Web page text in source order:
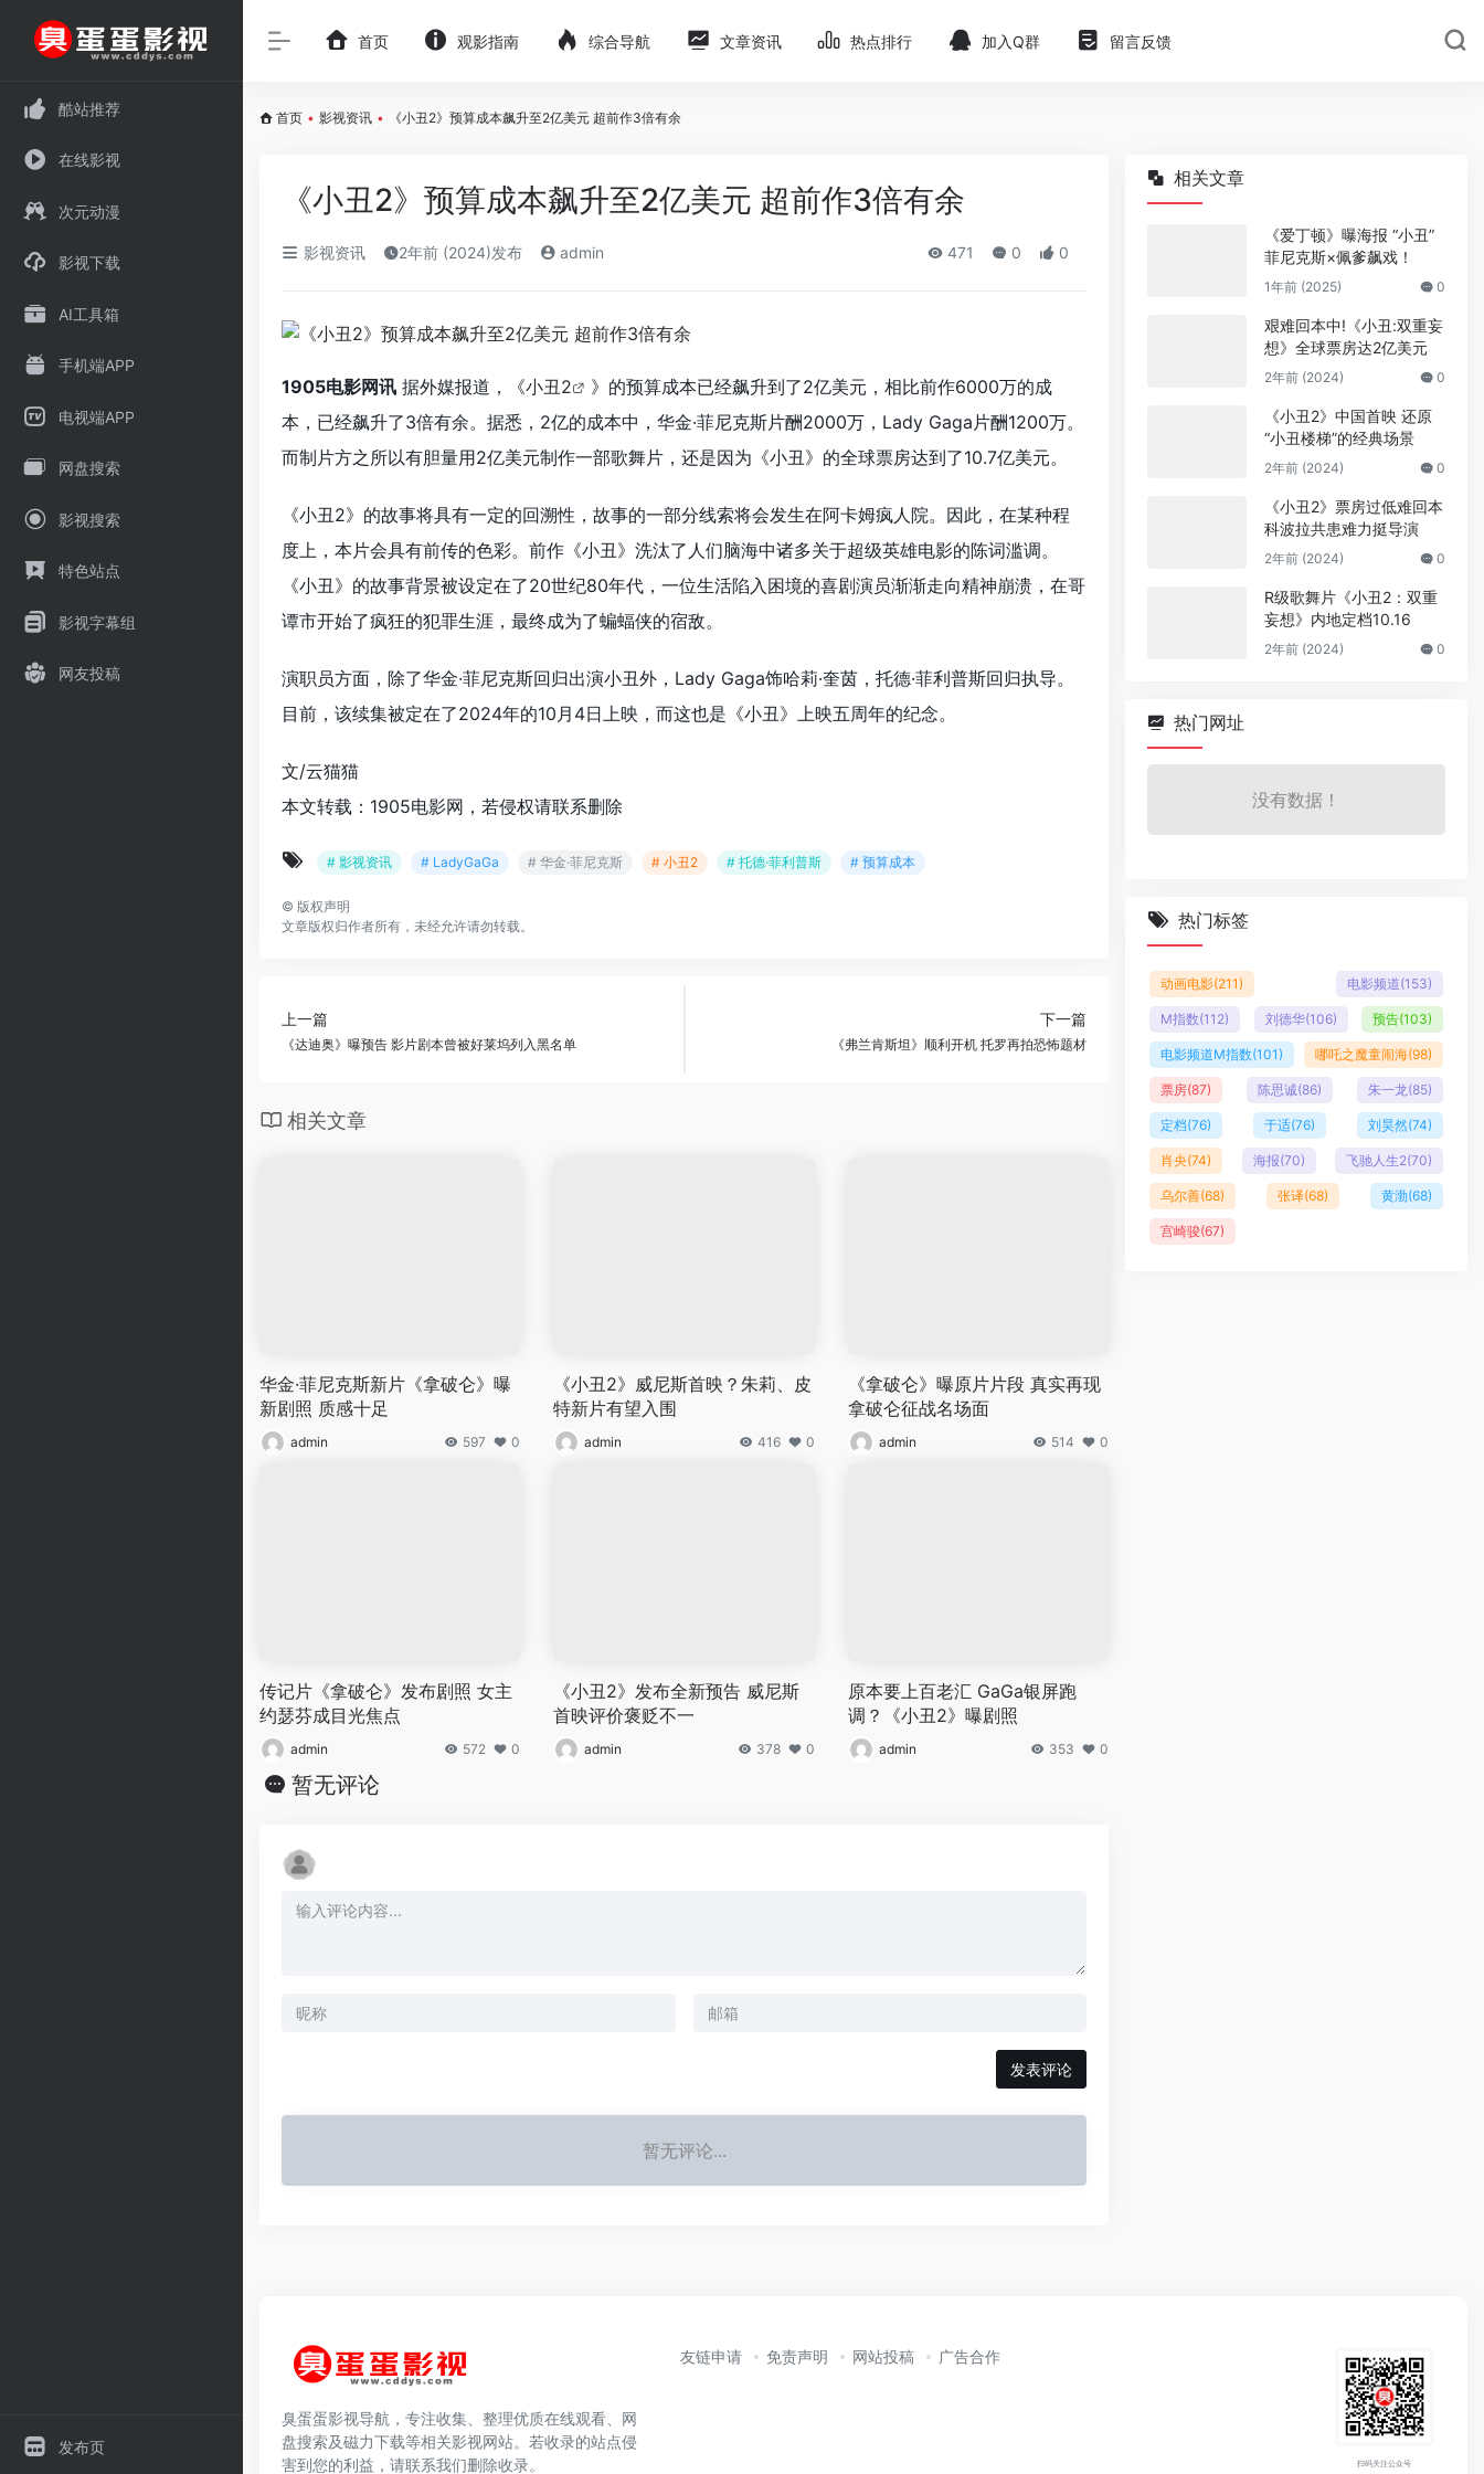
酷站推荐
在线影视
次元动漫
影视下载
AI工具箱
手机端APP
电视端APP
网盘搜索
影视搜索
特色站点
影视字幕组
网友投稿
发布页
首页 观影指南 综合导航 文章资讯 热点排行 加入Q群 留言反馈
首页 • 影视资讯 • 《小丑2》预算成本飙升至2亿美元 超前作3倍有余
《小丑2》预算成本飙升至2亿美元 超前作3倍有余
影视资讯 2年前 (2024)发布 admin 471 0 0
1905电影网讯 据外媒报道，《小丑2
》的预算成本已经飙升到了2亿美元，相比前作6000万的成
本，已经飙升了3倍有余。 据悉，2亿的成本中，华金·菲尼克斯片酬2000万，Lady Gaga片酬1200万。
而制片方之所以有胆量用2亿美元制作一部歌舞片，还是因为《小丑》的全球票房达到了10.7亿美元。
《小丑2》的故事将具有一定的回溯性，故事的一部分线索将会发生在阿卡姆疯人院。因此，在某种程
度上，本片会具有前传的色彩。前作《小丑》洗汰了人们脑海中诸多关于超级英雄电影的陈词滥调。
《小丑》的故事背景被设定在了20世纪80年代，一位生活陷入困境的喜剧演员渐渐走向精神崩溃，在哥
谭市开始了疯狂的犯罪生涯，最终成为了蝙蝠侠的宿敌。
演职员方面，除了华金·菲尼克斯回归出演小丑外，Lady Gaga饰哈莉·奎茵，托德·菲利普斯回归执导。
目前，该续集被定在了2024年的10月4日上映，而这也是《小丑》上映五周年的纪念。
文/云猫猫
本文转载：1905电影网，若侵权请联系删除
# 影视资讯 # LadyGaGa # 华金·菲尼克斯 # 小丑2 # 托德·菲利普斯 # 预算成本
© 版权声明
文章版权归作者所有，未经允许请勿转载。
上一篇
《达迪奥》曝预告 影片剧本曾被好莱坞列入黑名单
下一篇
《弗兰肯斯坦》顺利开机 托罗再拍恐怖题材
相关文章
华金·菲尼克斯新片《拿破仑》曝
新剧照 质感十足
admin 597 0
《小丑2》威尼斯首映？朱莉、皮
特新片有望入围
admin 416 0
《拿破仑》曝原片片段 真实再现
拿破仑征战名场面
admin 514 0
传记片《拿破仑》发布剧照 女主
约瑟芬成目光焦点
admin 572 0
《小丑2》发布全新预告 威尼斯
首映评价褒贬不一
admin 378 0
原本要上百老汇 GaGa银屏跑
调？《小丑2》曝剧照
admin 353 0
暂无评论
发表评论
暂无评论...
相关文章
《爱丁顿》曝海报 “小丑”
菲尼克斯×佩爹飙戏！
1年前 (2025) 0
艰难回本中!《小丑:双重妄
想》全球票房达2亿美元
2年前 (2024) 0
《小丑2》中国首映 还原
“小丑楼梯”的经典场景
2年前 (2024) 0
《小丑2》票房过低难回本
科波拉共患难力挺导演
2年前 (2024) 0
R级歌舞片《小丑2：双重
妄想》内地定档10.16
2年前 (2024) 0
热门网址
没有数据！
热门标签
动画电影(211) 电影频道(153)
M指数(112) 刘德华(106) 预告(103)
电影频道M指数(101) 哪吒之魔童闹海(98)
票房(87) 陈思诚(86) 朱一龙(85)
定档(76) 于适(76) 刘昊然(74)
肖央(74) 海报(70) 飞驰人生2(70)
乌尔善(68) 张译(68) 黄渤(68)
宫崎骏(67)
臭蛋蛋影视导航，专注收集、整理优质在线观看、网
盘搜索及磁力下载等相关影视网站。若收录的站点侵
害到您的利益，请联系我们删除收录。
友链申请 免责声明 网站投稿 广告合作
扫码关注公众号